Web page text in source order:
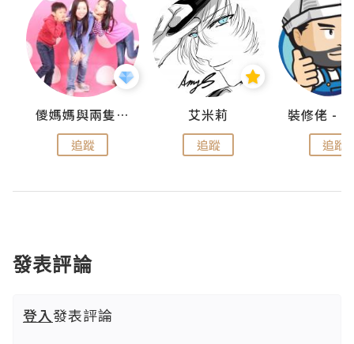
儍媽媽與兩隻小魔怪之家
追蹤
艾米莉
追蹤 追蹤
發表評論
登入發表評論